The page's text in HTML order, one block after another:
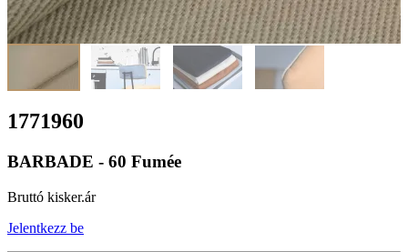
1771960
BARBADE - 60 Fumée
Bruttó kisker.ár
Jelentkezz be